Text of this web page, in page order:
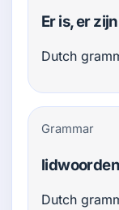
Er is, er
Dutch
Grammar
lidwoorden
Dutch